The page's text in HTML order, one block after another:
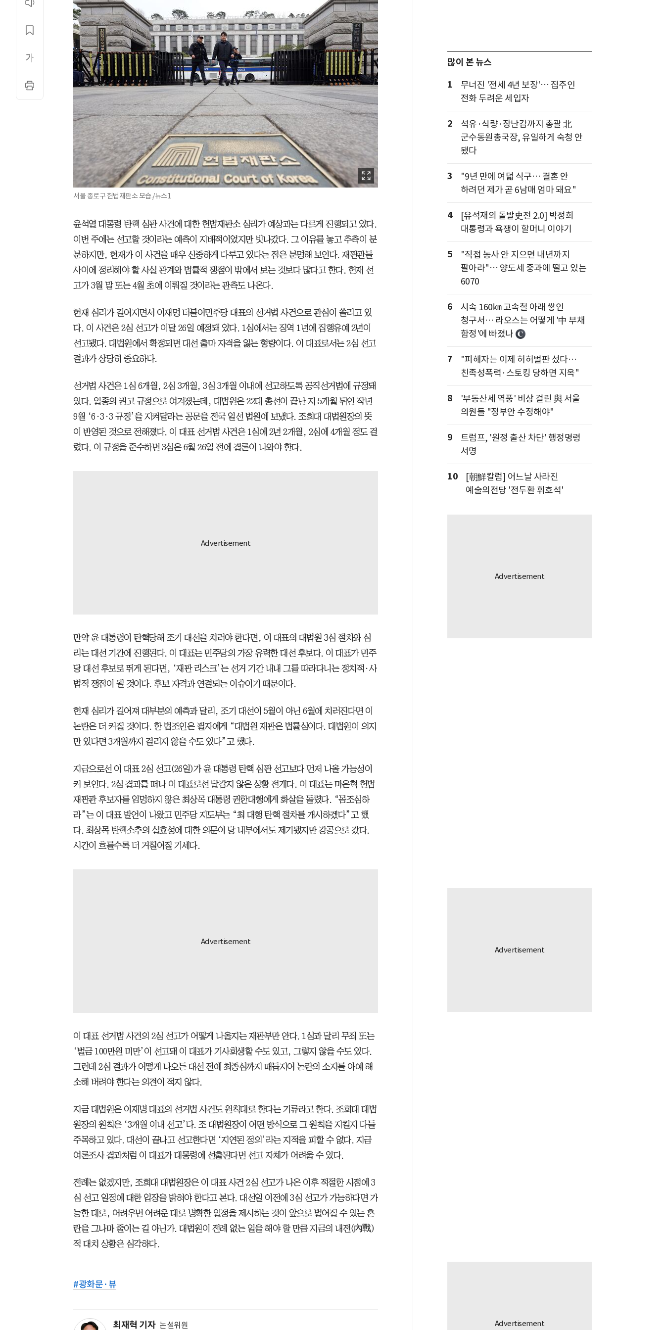
서울 종로구 헌법재판소 모습./뉴스1
윤석열 대통령 탄핵 심판 사건에 대한 헌법재판소 심리가 예상과는 다르게 진행되고 있다.
이번 주에는 선고할 것이라는 예측이 지배적이었지만 빗나갔다. 그 이유를 놓고 추측이 분
분하지만, 헌재가 이 사건을 매우 신중하게 다루고 있다는 점은 분명해 보인다. 재판관들
사이에 정리해야 할 사실 관계와 법률적 쟁점이 밖에서 보는 것보다 많다고 한다. 헌재 선
고가 3월 말 또는 4월 초에 이뤄질 것이라는 관측도 나온다.
헌재 심리가 길어지면서 이재명 더불어민주당 대표의 선거법 사건으로 관심이 쏠리고 있
다. 이 사건은 2심 선고가 이달 26일 예정돼 있다. 1심에서는 징역 1년에 집행유예 2년이
선고됐다. 대법원에서 확정되면 대선 출마 자격을 잃는 형량이다. 이 대표로서는 2심 선고
결과가 상당히 중요하다.
선거법 사건은 1심 6개월, 2심 3개월, 3심 3개월 이내에 선고하도록 공직선거법에 규정돼
있다. 일종의 권고 규정으로 여겨졌는데, 대법원은 22대 총선이 끝난 지 5개월 뒤인 작년
9월 ‘6·3·3 규정’을 지켜달라는 공문을 전국 일선 법원에 보냈다. 조희대 대법원장의 뜻
이 반영된 것으로 전해졌다. 이 대표 선거법 사건은 1심에 2년 2개월, 2심에 4개월 정도 걸
렸다. 이 규정을 준수하면 3심은 6월 26일 전에 결론이 나와야 한다.
만약 윤 대통령이 탄핵당해 조기 대선을 치러야 한다면, 이 대표의 대법원 3심 절차와 심
리는 대선 기간에 진행된다. 이 대표는 민주당의 가장 유력한 대선 후보다. 이 대표가 민주
당 대선 후보로 뛰게 된다면, ‘재판 리스크’는 선거 기간 내내 그를 따라다니는 정치적·사
법적 쟁점이 될 것이다. 후보 자격과 연결되는 이슈이기 때문이다.
헌재 심리가 길어져 대부분의 예측과 달리, 조기 대선이 5월이 아닌 6월에 치러진다면 이
논란은 더 커질 것이다. 한 법조인은 필자에게 “대법원 재판은 법률심이다. 대법원이 의지
만 있다면 3개월까지 걸리지 않을 수도 있다”고 했다.
지금으로선 이 대표 2심 선고(26일)가 윤 대통령 탄핵 심판 선고보다 먼저 나올 가능성이
커 보인다. 2심 결과를 떠나 이 대표로선 달갑지 않은 상황 전개다. 이 대표는 마은혁 헌법
재판관 후보자를 임명하지 않은 최상목 대통령 권한대행에게 화살을 돌렸다. “몸조심하
라”는 이 대표 발언이 나왔고 민주당 지도부는 “최 대행 탄핵 절차를 개시하겠다”고 했
다. 최상목 탄핵소추의 실효성에 대한 의문이 당 내부에서도 제기됐지만 강공으로 갔다.
시간이 흐를수록 더 거칠어질 기세다.
이 대표 선거법 사건의 2심 선고가 어떻게 나올지는 재판부만 안다. 1심과 달리 무죄 또는
‘벌금 100만원 미만’이 선고돼 이 대표가 기사회생할 수도 있고, 그렇지 않을 수도 있다.
그런데 2심 결과가 어떻게 나오든 대선 전에 최종심까지 매듭지어 논란의 소지를 아예 해
소해 버려야 한다는 의견이 적지 않다.
지금 대법원은 이재명 대표의 선거법 사건도 원칙대로 한다는 기류라고 한다. 조희대 대법
원장의 원칙은 ‘3개월 이내 선고’다. 조 대법원장이 어떤 방식으로 그 원칙을 지킬지 다들
주목하고 있다. 대선이 끝나고 선고한다면 ‘지연된 정의’라는 지적을 피할 수 없다. 지금
여론조사 결과처럼 이 대표가 대통령에 선출된다면 선고 자체가 어려울 수 있다.
전례는 없겠지만, 조희대 대법원장은 이 대표 사건 2심 선고가 나온 이후 적절한 시점에 3
심 선고 일정에 대한 입장을 밝혀야 한다고 본다. 대선일 이전에 3심 선고가 가능하다면 가
능한 대로, 어려우면 어려운 대로 명확한 일정을 제시하는 것이 앞으로 벌어질 수 있는 혼
란을 그나마 줄이는 길 아닌가. 대법원이 전례 없는 일을 해야 할 만큼 지금의 내전(內戰)
적 대치 상황은 심각하다.
#광화문·뷰
최재혁 기자 논설위원
많이 본 뉴스
1
무너진 '전세 4년 보장'… 집주인
전화 두려운 세입자
2
석유·식량·장난감까지 총괄 北
군수동원총국장, 유일하게 숙청 안
됐다
3
"9년 만에 여덟 식구… 결혼 안
하려던 제가 곧 6남매 엄마 돼요"
4
[유석재의 돌발史전 2.0] 박정희
대통령과 욕쟁이 할머니 이야기
5
"직접 농사 안 지으면 내년까지
팔아라"… 양도세 중과에 떨고 있는
6070
6
시속 160㎞ 고속철 아래 쌓인
청구서… 라오스는 어떻게 '中 부채
함정'에 빠졌나
7
"피해자는 이제 허허벌판 섰다…
친족성폭력·스토킹 당하면 지옥"
8
'부동산세 역풍' 비상 걸린 與 서울
의원들 "정부안 수정해야"
9
트럼프, '원정 출산 차단' 행정명령
서명
10
[朝鮮칼럼] 어느날 사라진
예술의전당 '전두환 휘호석'